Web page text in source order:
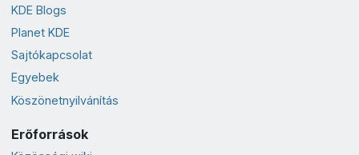
KDE Blogs
Planet KDE
Sajtókapcsolat
Egyebek
Köszönetnyilvánítás
Erőforrások